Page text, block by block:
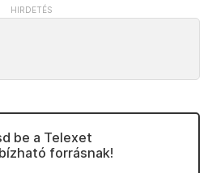
be a Telexet
forrásnak!